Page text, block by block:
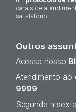
canais de
satisfatório.
Outros
Acesse nosso
Atendimento ao
9999
Segunda a